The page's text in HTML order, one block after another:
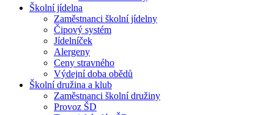
Školní jídelna
Zaměstnanci školní jídelny
Čipový systém
Jídelníček
Alergeny
Ceny stravného
Výdejní doba obědů
Školní družina a klub
Zaměstnanci školní družiny
Provoz ŠD